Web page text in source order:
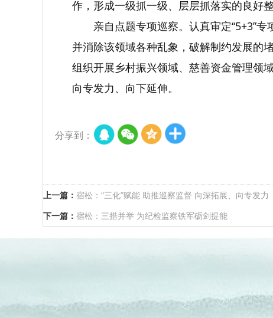
作，形成一级抓一级、层层抓落实的良好
亲自点题专项巡察。认真审定“5+3”
并消除该领域各种乱象，破解制约发展的
组织开展乡村振兴领域、慈善资金管理领
向专发力、向下延伸。
分享到：
上一篇： 宿松：“三化”赋能 助推巡察监督 向深拓展、向专发力
下一篇： 宿松：三措并举 为纪检监察铁军砺剑提能